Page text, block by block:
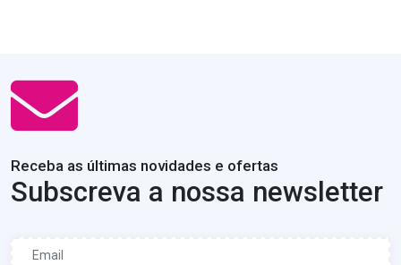
Receba as últimas novidades e ofertas
Subscreva a nossa newsletter